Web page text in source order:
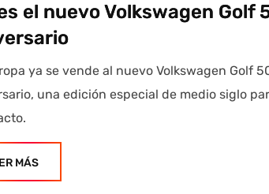
el nuevo Volkswagen Golf
ya se vende al nuevo Volkswagen Golf
una edición especial de medio siglo
MÁS